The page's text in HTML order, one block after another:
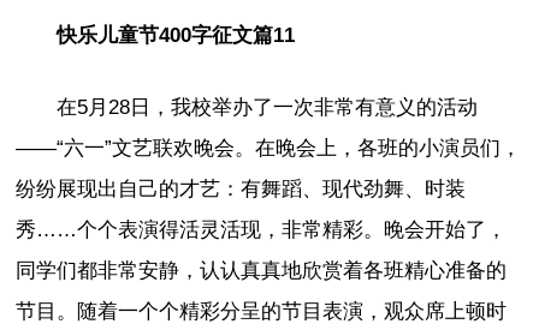
快乐儿童节400字征文篇11
在5月28日，我校举办了一次非常有意义的活动
——“六一”文艺联欢晚会。在晚会上，各班的小演员们，
纷纷展现出自己的才艺：有舞蹈、现代劲舞、时装
秀……个个表演得活灵活现，非常精彩。晚会开始了，
同学们都非常安静，认认真真地欣赏着各班精心准备的
节目。随着一个个精彩分呈的节目表演，观众席上顿时